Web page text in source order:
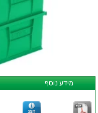
מידע נוסף